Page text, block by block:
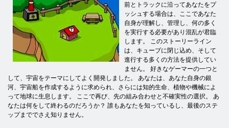
前とトラックに沿ってあなたをプ
ッシュする場合は、ここであなた
自身が理解し、管理し、何の多く
を実行する必要があり混乱が君臨
します。 このストーリーライン
は、キューブに閉じ込め、そして
進行する多くの方法を提供してい
ません。 好きなゲーマーの一つと
して、宇宙をテーマにしてよく開発しました。 あなたは、あなた自身の銀
河、宇宙船を作成するように求められ、さらには知的生命、植物や機械によ
って地球に生息します。 ここで再び、先の組み合わせと不確実性の選択。 あ
なたは何をして終わるのだろうか？ 誰もあなたを知っているし、最後のステ
ップまででさえ知りません。